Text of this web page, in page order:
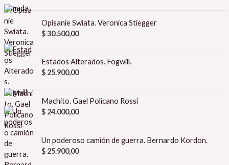
Opisanie Swiata. Veronica Stiegger
$30.500,00
Estados Alterados. Fogwill.
$25.900,00
Machito. Gael Policano Rossi
$24.000,00
Un poderoso camión de guerra. Bernardo Kordon.
$25.900,00